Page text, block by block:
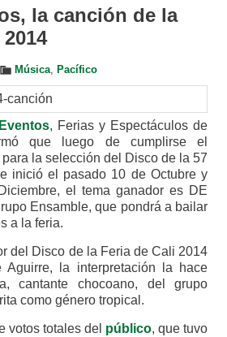
la canción de la
Música, Pacífico
Eventos, Ferias y Espectáculos de
que luego de cumplirse el
la selección del Disco de la 57
inició el pasado 10 de Octubre y
el tema ganador es DE
Ensamble, que pondrá a bailar
a la feria.
del Disco de la Feria de Cali 2014
Aguirre, la interpretación la hace
cantante chocoano, del grupo
como género tropical.
votos totales del público, que tuvo